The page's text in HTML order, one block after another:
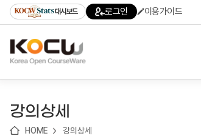
기
기
기
content)
가
대시보드 로그인 이용가이드
강의상세
HOME 강의상세